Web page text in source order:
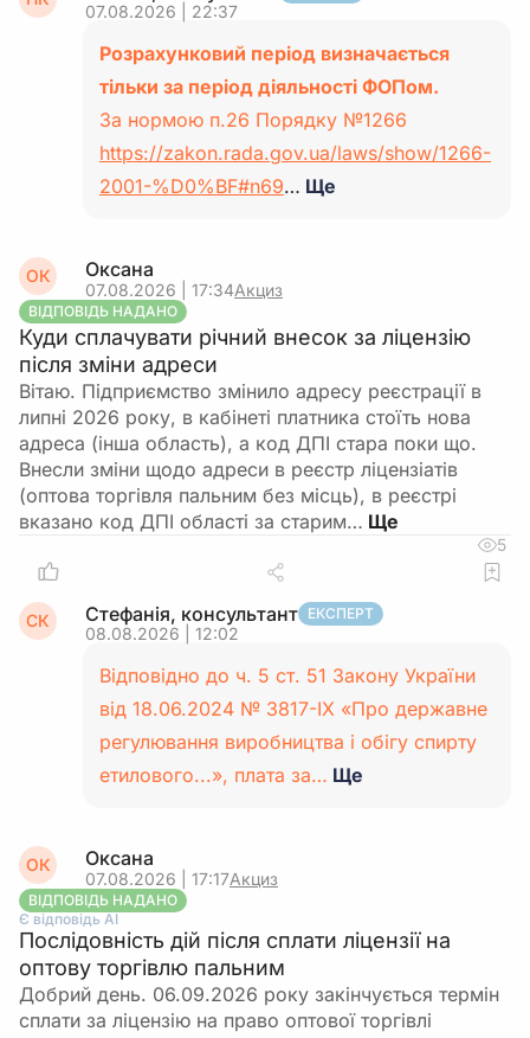
07.08.2026 | 22:37
Розрахунковий період визначається
тільки за період діяльності ФОПом.
За нормою п.26 Порядку №1266
https://zakon.rada.gov.ua/laws/show/1266-
2001-%D0%BF#n69… Ще
ОК Оксана
07.08.2026 | 17:34Акциз
ВІДПОВІДЬ НАДАНО
Куди сплачувати річний внесок за ліцензію
після зміни адреси
Вітаю. Підприємство змінило адресу реєстрації в
липні 2026 року, в кабінеті платника стоїть нова
адреса (інша область), а код ДПІ стара поки що.
Внесли зміни щодо адреси в реєстр ліцензіатів
(оптова торгівля пальним без місць), в реєстрі
вказано код ДПІ області за старим…
5
СК Стефанія, консультант ЕКСПЕРТ
08.08.2026 | 12:02
Відповідно до ч. 5 ст. 51 Закону України
від 18.06.2024 № 3817-IX «Про державне
регулювання виробництва і обігу спирту
етилового...», плата за… Ще
ОК Оксана
07.08.2026 | 17:17Акциз
ВІДПОВІДЬ НАДАНО
Є відповідь АІ
Послідовність дій після сплати ліцензії на
оптову торгівлю пальним
Добрий день. 06.09.2026 року закінчується термін
сплати за ліцензію на право оптової торгівлі